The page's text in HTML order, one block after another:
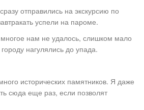
отправились на экскурсию по
успели на пароме.
нам не удалось, слишком мало
нагулялись до упада.
исторических памятников. Я даже
сюда еще раз, если позволят